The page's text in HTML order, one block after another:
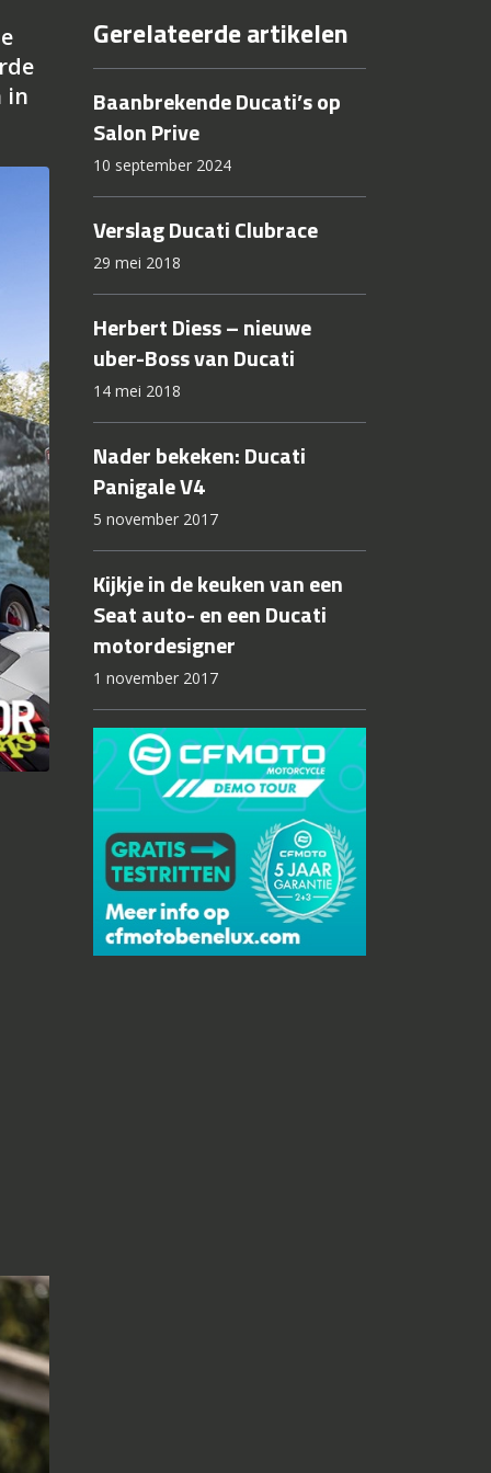
in
Gerelateerde artikelen
Baanbrekende Ducati’s op
Salon Prive
10 september 2024
Verslag Ducati Clubrace
29 mei 2018
Herbert Diess – nieuwe
uber-Boss van Ducati
14 mei 2018
Nader bekeken: Ducati
Panigale V4
5 november 2017
Kijkje in de keuken van een
Seat auto- en een Ducati
motordesigner
1 november 2017